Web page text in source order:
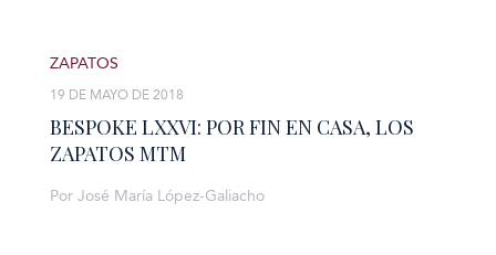
BESPOKE LXXVI: POR FIN EN CASA, LOS
ZAPATOS MTM
19 DE MAYO DE 2018
ZAPATOS
Por José María López-Galiacho